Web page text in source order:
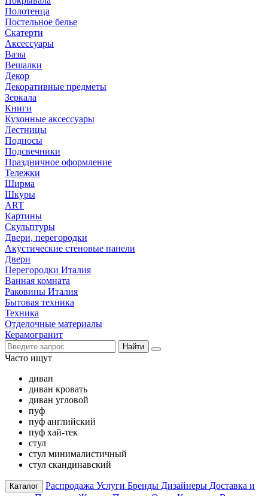
Полотенца
Постельное белье
Скатерти
Аксессуары
Вазы
Вешалки
Декор
Декоративные предметы
Зеркала
Книги
Кухонные аксессуары
Лестницы
Подносы
Подсвечники
Праздничное оформление
Тележки
Ширма
Шкуры
ART
Картины
Скульптуры
Двери, перегородки
Акустические стеновые панели
Двери
Перегородки Италия
Ванная комната
Раковины Италия
Бытовая техника
Техника
Отделочные материалы
Керамогранит
Найти
Часто ищут
диван
диван кровать
диван угловой
пуф
пуф английский
пуф хай-тек
стул
стул минималистичный
стул скандинавский
Каталог Распродажа Услуги Бренды Дизайнеры Доставка и